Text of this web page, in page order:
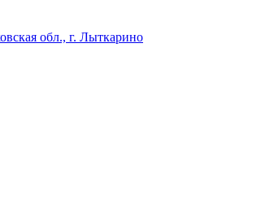
обл., г. Лыткарино